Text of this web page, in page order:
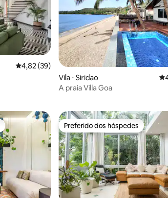
4,82 de uma avaliação média de 5, 39
4,82 (39)
Vila ⋅ Siridao
A praia Villa Goa
dos hóspedes Preferido dos hóspedes
Preferido dos hóspedes